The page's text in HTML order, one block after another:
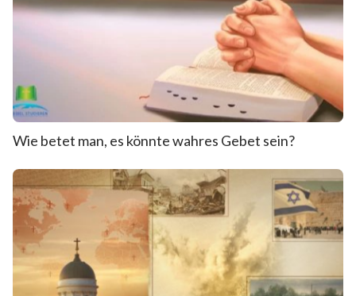
Wie betet man, es könnte wahres Gebet sein?